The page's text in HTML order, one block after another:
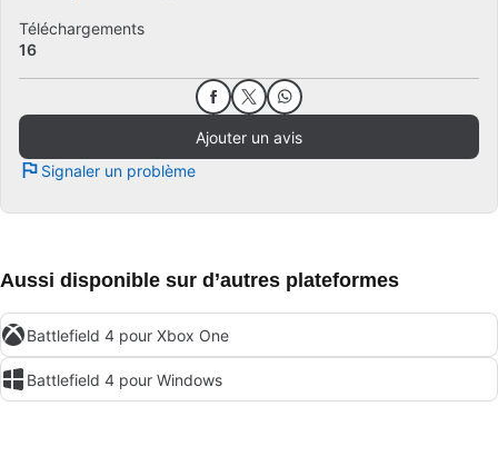
Téléchargements
16
Ajouter un avis
Signaler un problème
Aussi disponible sur d’autres plateformes
Battlefield 4 pour Xbox One
Battlefield 4 pour Windows